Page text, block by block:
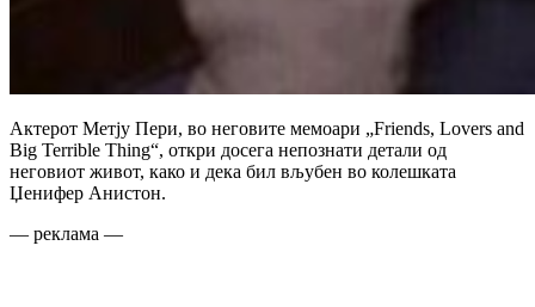
Актерот Метју Пери, во неговите мемоари „Friends, Lovers and
Big Terrible Thing“, откри досега непознати детали од
неговиот живот, како и дека бил вљубен во колешката
Џенифер Анистон.
— реклама —